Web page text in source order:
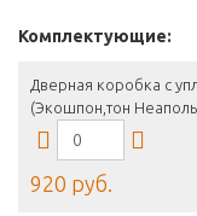
Комплектующие:
Дверная коробка с
(Экошпон,тон
920 руб.